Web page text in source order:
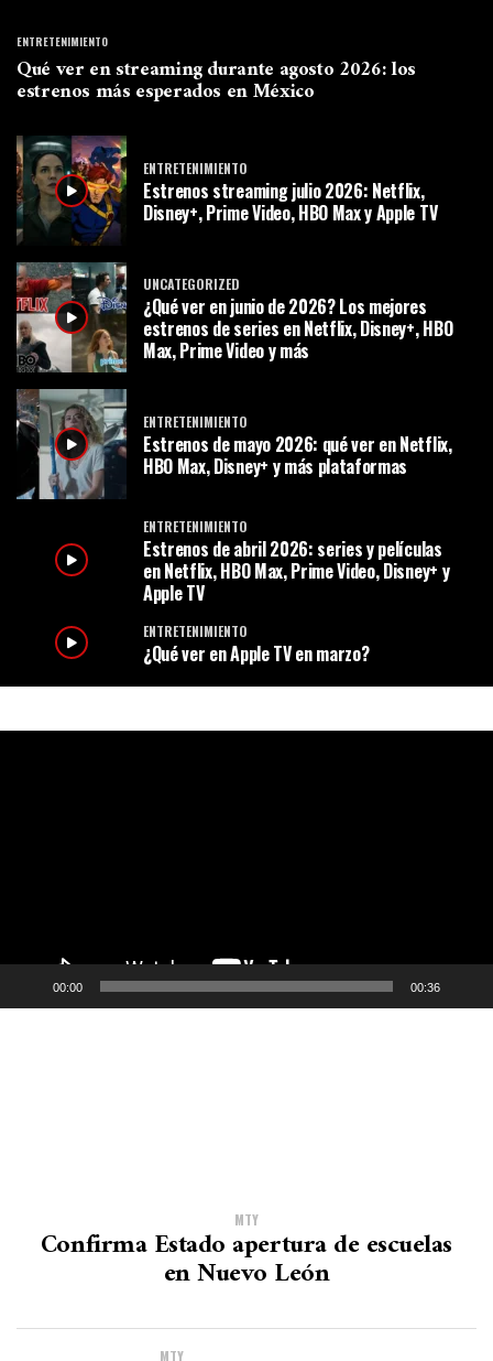
ENTRETENIMIENTO
Qué ver en streaming durante agosto 2026: los
estrenos más esperados en México
ENTRETENIMIENTO
Estrenos streaming julio 2026: Netflix,
Disney+, Prime Video, HBO Max y Apple TV
UNCATEGORIZED
¿Qué ver en junio de 2026? Los mejores
estrenos de series en Netflix, Disney+, HBO
Max, Prime Video y más
ENTRETENIMIENTO
Estrenos de mayo 2026: qué ver en Netflix,
HBO Max, Disney+ y más plataformas
ENTRETENIMIENTO
Estrenos de abril 2026: series y películas
en Netflix, HBO Max, Prime Video, Disney+ y
Apple TV
ENTRETENIMIENTO
¿Qué ver en Apple TV en marzo?
R
v
d
00:00 00:36
MTY
Confirma Estado apertura de escuelas
en Nuevo León
MTY